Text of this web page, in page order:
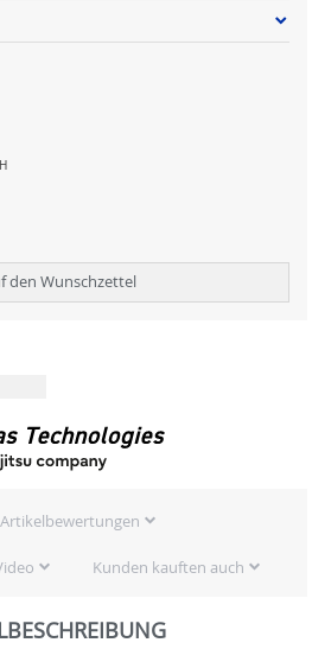
den Wunschzettel
Artikelbewertungen
Kunden kauften auch